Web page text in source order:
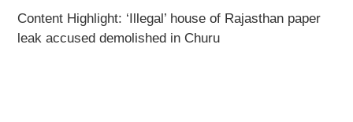
Content Highlight: ‘Illegal’ house of Rajasthan paper
leak accused demolished in Churu